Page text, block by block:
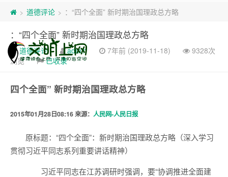
寰宇繁星如瀚彩，人生亘古一凡尘。禅境天籁聆妙曲，匠心斫琴弦自鸣。
> 道德评论 > ：“四个全面” 新时期治国理政总方略
：“四个全面” 新时期治国理政总方略
道德评论 admin 7年前 (2019-11-18)
9328次
浏览
已收录
四个全面” 新时期治国理政总方略
2015年01月28日08:16 来源： 人民网-人民日报
原标题：“四个全面”：新时期治国理政总方略（深入学习
贯彻习近平同志系列重要讲话精神）
习近平同志在江苏调研时强调，要“协调推进全面建